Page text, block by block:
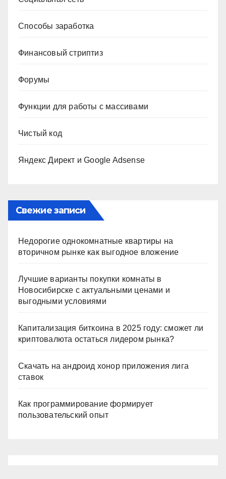
Способы заработка
Финансовый стриптиз
Форумы
Функции для работы с массивами
Чистый код
Яндекс Директ и Google Adsense
Свежие записи
Недорогие однокомнатные квартиры на
вторичном рынке как выгодное вложение
Лучшие варианты покупки комнаты в
Новосибирске с актуальными ценами и
выгодными условиями
Капитализация биткоина в 2025 году: сможет ли
криптовалюта остаться лидером рынка?
Скачать на андроид хонор приложения лига
ставок
Как программирование формирует
пользовательский опыт